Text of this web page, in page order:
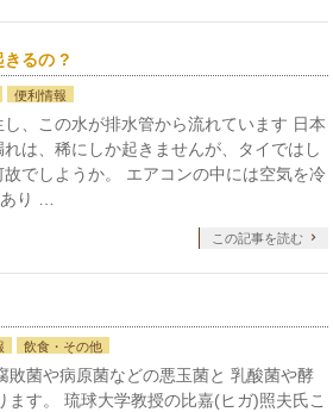
きるの ?
便利情報
、この水が排水管から流れています 日本
は、稀にしか起きませんが、タイではし
でしようか。 エアコンの中には空気を冷
あり …
この記事を読む
飲食・その他
敗菌や病原菌などの悪玉菌と 乳酸菌や酵
ます。 琉球大学教授の比嘉(ヒガ)照夫氏こ